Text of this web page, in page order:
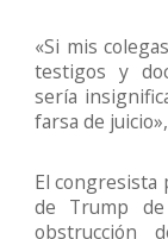
«Si mis
testigos y
sería
farsa de
El congresista
de Trump
obstrucción